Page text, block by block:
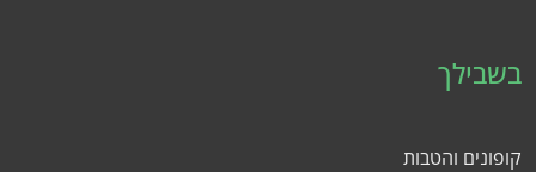
בשבילך
קופונים והטבות